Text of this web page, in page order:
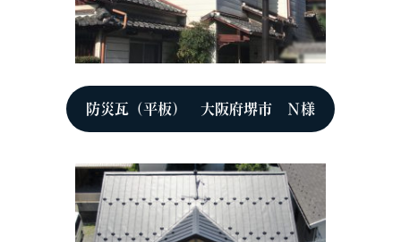
防災瓦（平板） 大阪府堺市 Ｎ様